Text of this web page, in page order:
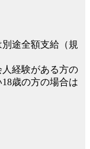
途全額支給（規
経験がある方の
歳の方の場合は